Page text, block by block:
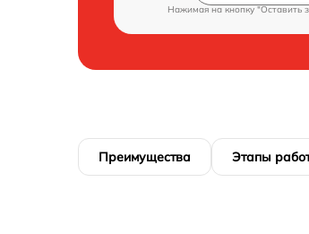
Нажимая на кнопку "Оставить
Преимущества Этапы